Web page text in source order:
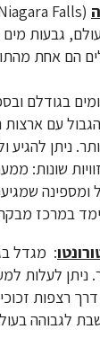
גבעות
הם אחת
בגודלם
עם ארצות
ניתן
שונות:
ומספינה
במרכז
ניתן לעלות
רצפות
לגבוהה